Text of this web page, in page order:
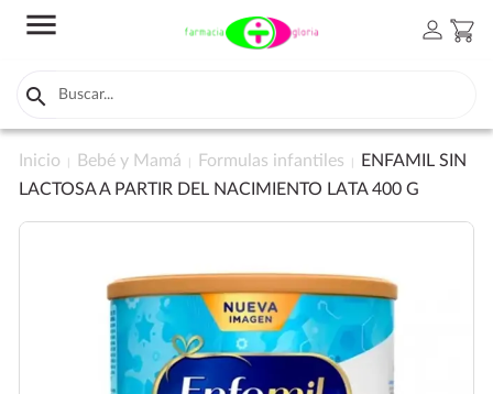
menu person shopping_cart

Inicio Bebé y Mamá Formulas infantiles
ENFAMIL SIN
LACTOSA A PARTIR DEL NACIMIENTO LATA 400 G